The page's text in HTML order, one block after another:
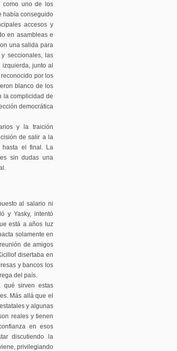
como uno de los
había conseguido
accesos y
en asambleas e
una salida para
seccionales, las
junto al
por los
blanco de los
la complicidad de
democrática
y la traición
de salir a la
hasta el final. La
sin dudas una
al salario ni
y Yasky, intentó
está a años luz
solamente en
de amigos
disertaba en
y bancos los
del país.
qué sirven estas
Más allá que el
y algunas
reales y tienen
en esos
discutiendo la
privilegiando